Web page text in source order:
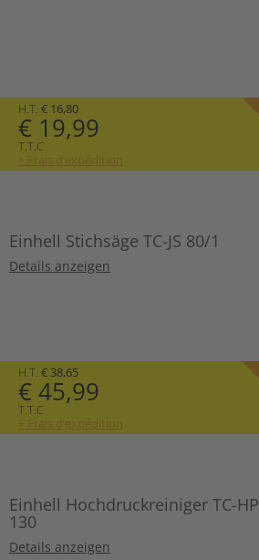
H.T. € 16,80
€ 19,99
T.T.C
+ Frais d’expédition
Einhell Stichsäge TC-JS 80/1
Details anzeigen
H.T. € 38,65
€ 45,99
T.T.C
+ Frais d’expédition
Einhell Hochdruckreiniger TC-HP
130
Details anzeigen